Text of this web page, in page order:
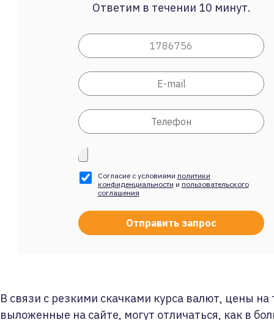
Ответим в течении 10 минут.
Согласие с условиями политики
конфиденциальности и пользовательского
соглашения
В связи с резкими скачками курса валют, цены на
выложенные на сайте, могут отличаться, как в